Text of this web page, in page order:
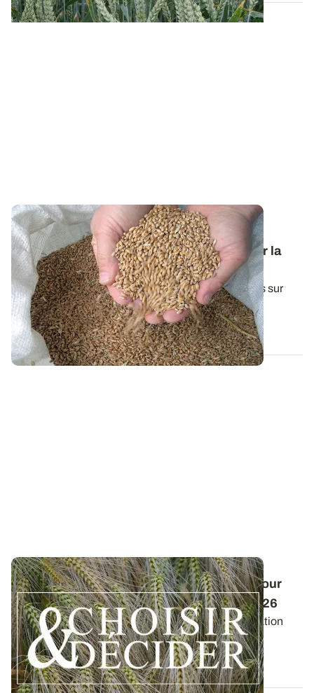
Variétés et interventions d’automne : des
références techniques pour bien démarrer la
campagne en céréales à paille
Une synthèse de l'ensemble de nos essais conduits sur
céréales d'hiver durant la dernière...
29 SEPT. 2025
Conduite des orges d'hiver : des guides pour
réussir ses interventions au printemps 2026
Retrouvez les préconisations en matière de fertilisation
azotée et de protection des orges...
12 DÉC. 2025